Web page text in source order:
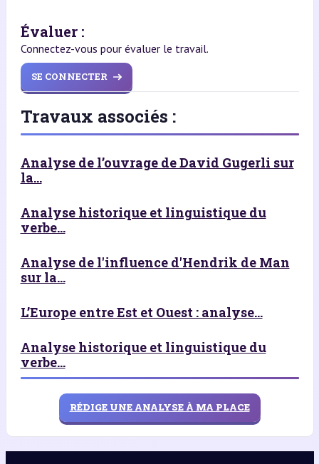
Évaluer :
Connectez-vous pour évaluer le travail.
SE CONNECTER
Travaux associés :
Analyse de l’ouvrage de David Gugerli sur
la...
Analyse historique et linguistique du
verbe...
Analyse de l'influence d'Hendrik de Man
sur la...
L’Europe entre Est et Ouest : analyse...
Analyse historique et linguistique du
verbe...
RÉDIGE UNE ANALYSE À MA PLACE